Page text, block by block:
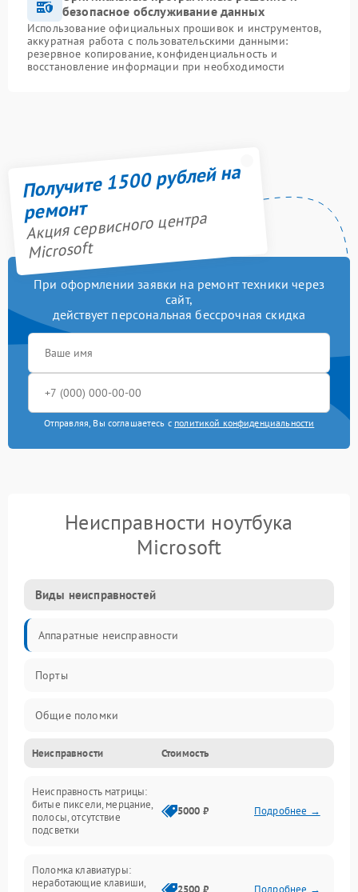
безопасное обслуживание данных
Использование официальных прошивок и инструментов,
аккуратная работа с пользовательскими данными:
резервное копирование, конфиденциальность и
восстановление информации при необходимости
Получите 1500 рублей на
ремонт
Акция сервисного центра
Microsoft
При оформлении заявки на ремонт техники через
сайт,
действует персональная бессрочная скидка
Отправляя, Вы соглашаетесь с политикой конфиденциальности
Неисправности ноутбука
Microsoft
Виды неисправностей
Аппаратные неисправности
Порты
Общие поломки
Устройства
Программные ошибки
Электрические и системные сбои
Интерфейсные проблемы
Неисправности Стоимость
Неисправность матрицы:
битые пиксели, мерцание,
полосы, отсутствие
подсветки
5000 ₽ Подробнее →
Поломка клавиатуры:
неработающие клавиши,